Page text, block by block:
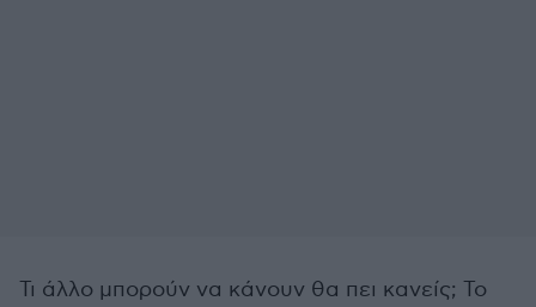
Τι άλλο μπορούν να κάνουν θα πει κανείς; Το